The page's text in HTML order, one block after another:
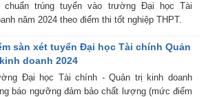
chuẩn trúng tuyển vào trường Đại học Tài
năm 2024 theo điểm thi tốt nghiệp THPT.
sàn xét tuyển Đại học Tài chính Quản
doanh 2024
Đại học Tài chính - Quản trị kinh doanh
báo ngưỡng đảm bảo chất lượng (mức điểm